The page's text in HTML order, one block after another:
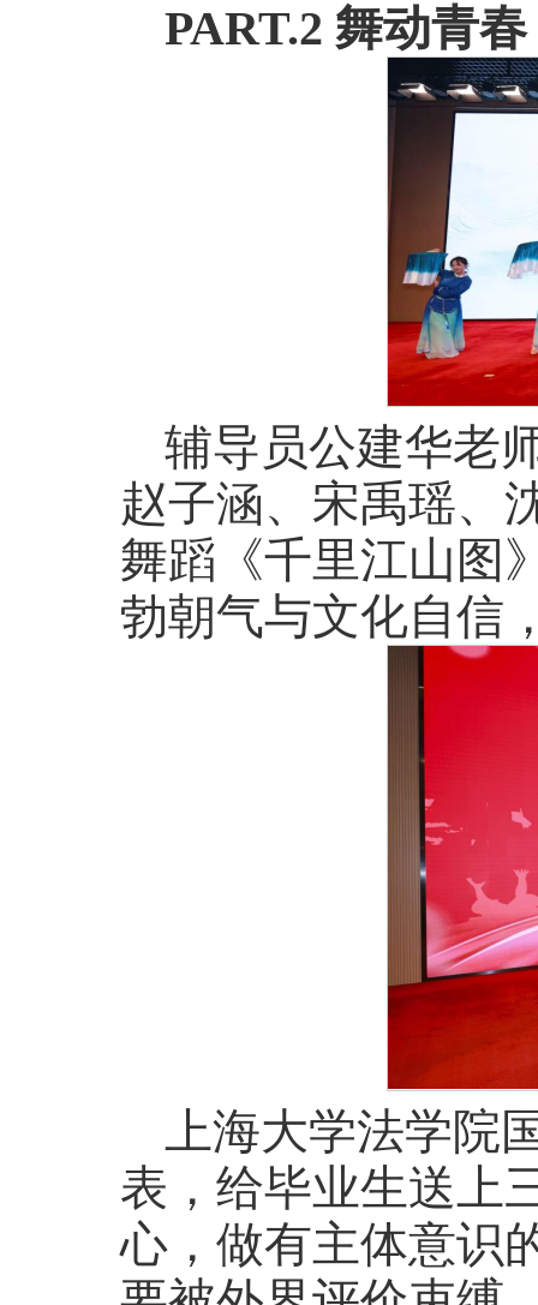
PART.2 舞动青
辅导员公建华老
赵子涵、宋禹瑶、
舞蹈《千里江山图
勃朝气与文化自信
上海大学法学院
表，给毕业生送上
心，做有主体意识